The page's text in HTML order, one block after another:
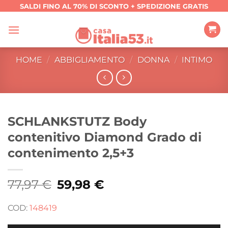
contenuti
SALDI FINO AL 70% DI SCONTO + SPEDIZIONE GRATIS
HOME / ABBIGLIAMENTO / DONNA / INTIMO
SCHLANKSTUTZ Body
contenitivo Diamond Grado di
contenimento 2,5+3
77,97€
Il
prezzo
59,98€Il
prezzo
COD: 148419